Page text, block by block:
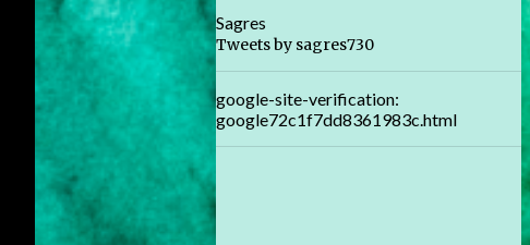
Sagres
Tweets by sagres730
google-site-verification:
google72c1f7dd8361983c.html